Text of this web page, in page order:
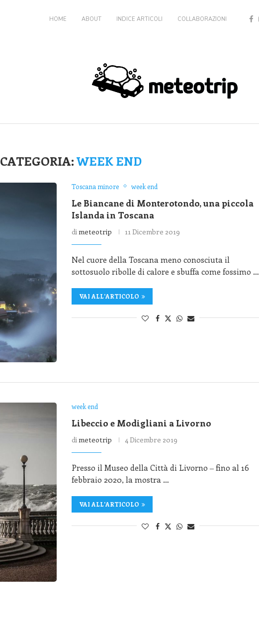
HOME ABOUT INDICE ARTICOLI COLLABORAZIONI
CATEGORIA:WEEK END
Toscana minore week end
Le Biancane di Monterotondo, una piccola
Islanda in Toscana
dimeteotrip 11 Dicembre 2019
Nel cuore della Toscana meno conosciuta il
sottosuolo ribolle di calore e sbuffa come fossimo …
VAI ALL'ARTICOLO
week end
Libeccio e Modigliani a Livorno
di meteotrip 4 Dicembre 2019
Presso il Museo della Città di Livorno ‒ fino al 16
febbraio 2020, la mostra …
VAI ALL'ARTICOLO